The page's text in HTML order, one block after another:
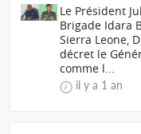
Le Président
Brigade Idara
Sierra Leone,
décret le
comme l...
il y a 1 an